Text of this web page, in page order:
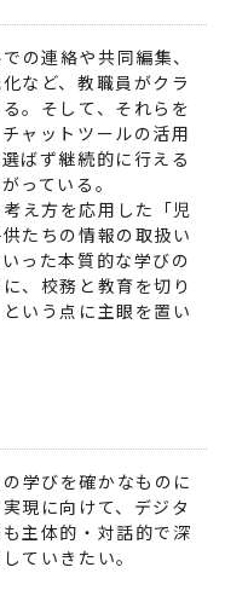
の連絡や共同編集、
など、教職員がクラ
。そして、それらを
ャットツールの活用
ばず継続的に行える
っている。
え方を応用した「児
たちの情報の取扱い
った本質的な学びの
、校務と教育を切り
いう点に主眼を置い
学びを確かなものに
現に向けて、デジタ
主体的・対話的で深
ていきたい。